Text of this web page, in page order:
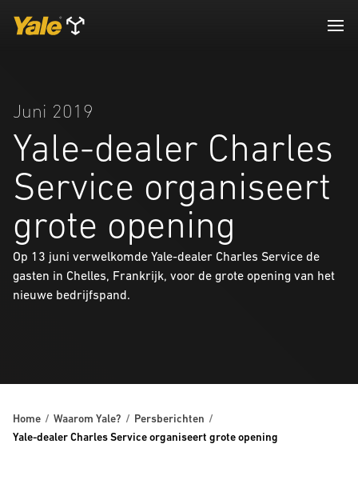
Juni 2019
Yale-dealer Charles
Service organiseert
grote opening
Op 13 juni verwelkomde Yale-dealer Charles Service de
gasten in Chelles, Frankrijk, voor de grote opening van het
nieuwe bedrijfspand.
Home Waarom Yale?
Persberichten
Yale-dealer Charles Service organiseert grote opening